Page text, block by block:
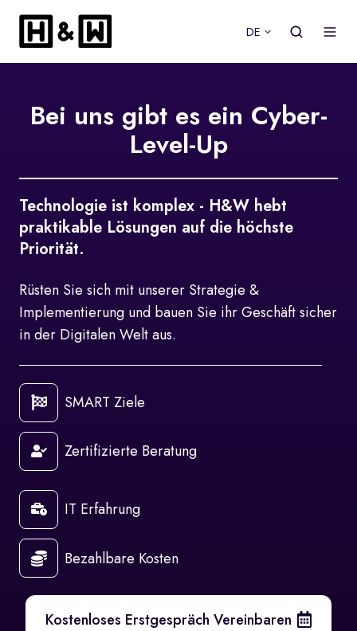
DE
Bei uns gibt es ein Cyber-
Level-Up
Technologie ist komplex - H&W hebt
praktikable Lösungen auf die höchste
Priorität.
Rüsten Sie sich mit unserer Strategie &
Implementierung und bauen Sie ihr Geschäft sicher
in der Digitalen Welt aus.
SMART Ziele
Zertifizierte Beratung
IT Erfahrung
Bezahlbare Kosten
Kostenloses Erstgespräch Vereinbaren